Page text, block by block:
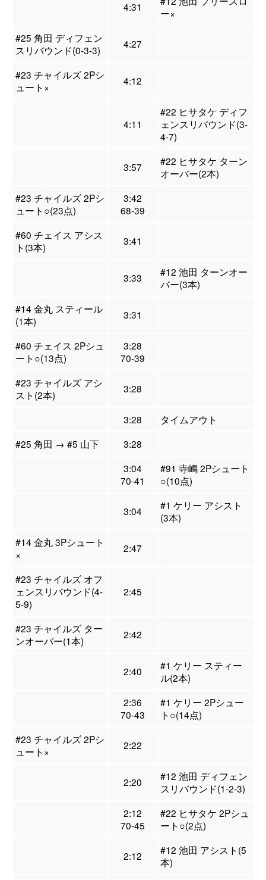
4:31
ー×
#25 角田 ディフェン
スリバウンド(0-3-3)
4:27
#23 チャイルズ 2Pシ
ュート×
4:12
4:11
#22 ヒサタケ ディフ
ェンスリバウンド(3-
4-7)
3:57
#22 ヒサタケ ターン
オーバー(2本)
#23 チャイルズ 2Pシ
ュート○(23点)
3:42
68-39
#60 チェイス アシス
ト(3本)
3:41
3:33
#12 池田 ターンオー
バー(3本)
#14 金丸 スティール
(1本)
3:31
#60 チェイス 2Pシュ
ート○(13点)
3:28
70-39
#23 チャイルズ アシ
スト(2本)
3:28
3:28
タイムアウト
#25 角田 → #5 山下
3:28
3:04
70-41
#91 寺嶋 2Pシュート
○(10点)
3:04
#1 ケリー アシスト
(3本)
#14 金丸 3Pシュート
×
2:47
#23 チャイルズ オフ
ェンスリバウンド(4-
5-9)
2:45
#23 チャイルズ ター
ンオーバー(1本)
2:42
2:40
#1 ケリー スティー
ル(2本)
2:36
70-43
#1 ケリー 2Pシュー
ト○(14点)
#23 チャイルズ 2Pシ
ュート×
2:22
2:20
#12 池田 ディフェン
スリバウンド(1-2-3)
2:12
70-45
#22 ヒサタケ 2Pシュ
ート○(2点)
2:12
#12 池田 アシスト(5
本)